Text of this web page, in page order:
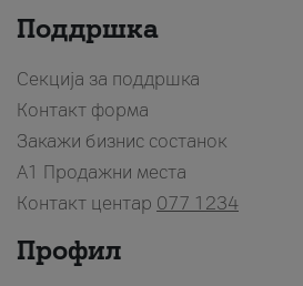
Поддршка
Секција за поддршка
Контакт форма
Закажи бизнис состанок
A1 Продажни места
Контакт центар 077 1234
Профил